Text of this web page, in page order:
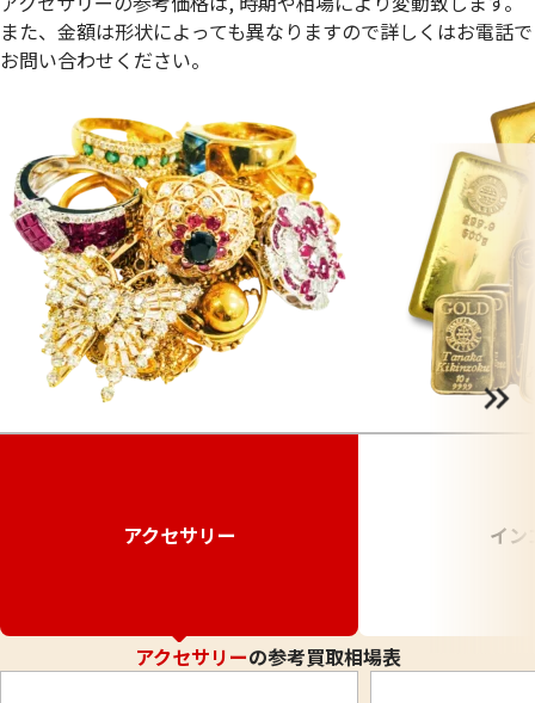
また、金額は形状によっても異なりますので詳しくはお電話で
お問い合わせください。
アクセサリー イン
アクセサリーの参考買取相場表